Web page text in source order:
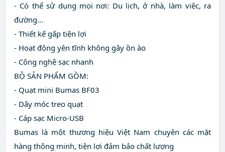
- Có thể sử dụng mọi nơi: Du lịch, ở nhà, làm việc, ra
đường...
- Thiết kế gấp tiện lợi
- Hoạt động yên tĩnh không gây ồn ào
- Công nghệ sạc nhanh
BỘ SẢN PHẨM GỒM:
- Quạt mini Bumas BF03
- Dây móc treo quạt
- Cáp sạc Micro-USB
Bumas là một thương hiệu Việt Nam chuyên các mặt
hàng thông minh, tiện lợi đảm bảo chất lượng